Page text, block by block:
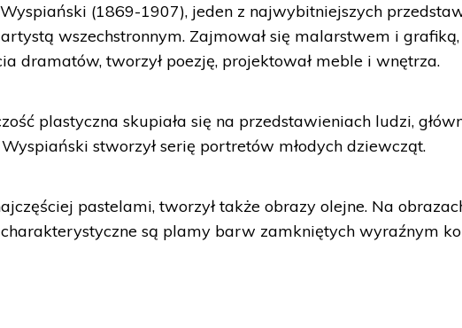
(1869-1907), jeden z najwybitniejszych
artystą wszechstronnym. Zajmował się malarstwem i
dramatów, tworzył poezję, projektował meble i wnętrza.
plastyczna skupiała się na przedstawieniach ludzi,
Wyspiański stworzył serię portretów młodych dziewcząt.
pastelami, tworzył także obrazy olejne. Na
są plamy barw zamkniętych wyraźnym